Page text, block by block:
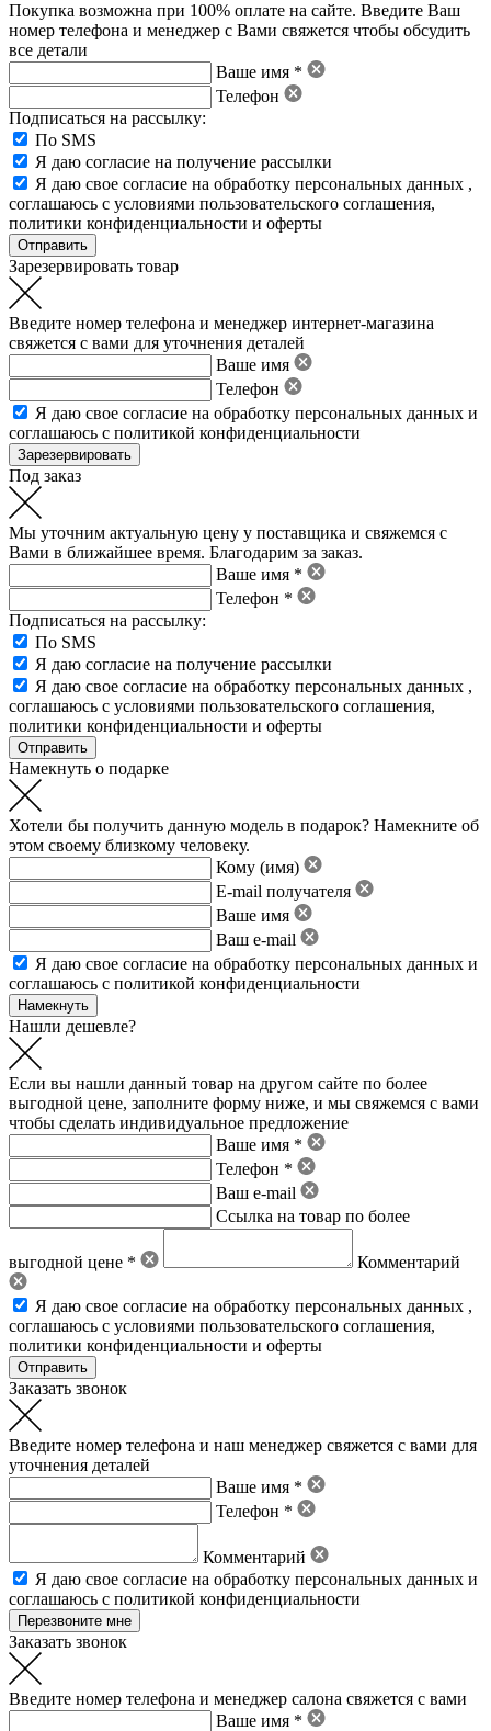
Покупка возможна при 100% оплате на сайте. Введите Ваш
номер телефона и менеджер с Вами свяжется чтобы обсудить
все детали
Ваше имя *
Телефон
Подписаться на рассылку:
По SMS
Я даю согласие на получение рассылки
Я даю свое согласие на обработку персональных данных ,
соглашаюсь с условиями пользовательского соглашения,
политики конфиденциальности и оферты
Зарезервировать товар
Введите номер телефона и менеджер интернет-магазина
свяжется с вами для уточнения деталей
Ваше имя
Телефон
Я даю свое согласие на обработку персональных данных и
соглашаюсь с политикой конфиденциальности
Под заказ
Мы уточним актуальную цену у поставщика и свяжемся с
Вами в ближайшее время. Благодарим за заказ.
Ваше имя *
Телефон *
Подписаться на рассылку:
По SMS
Я даю согласие на получение рассылки
Я даю свое согласие на обработку персональных данных ,
соглашаюсь с условиями пользовательского соглашения,
политики конфиденциальности и оферты
Намекнуть о подарке
Хотели бы получить данную модель в подарок? Намекните об
этом своему близкому человеку.
Кому (имя)
E-mail получателя
Ваше имя
Ваш e-mail
Я даю свое согласие на обработку персональных данных и
соглашаюсь с политикой конфиденциальности
Нашли дешевле?
Если вы нашли данный товар на другом сайте по более
выгодной цене, заполните форму ниже, и мы свяжемся с вами
чтобы сделать индивидуальное предложение
Ваше имя *
Телефон *
Ваш e-mail
Ссылка на товар по более
выгодной цене * Комментарий
Я даю свое согласие на обработку персональных данных ,
соглашаюсь с условиями пользовательского соглашения,
политики конфиденциальности и оферты
Заказать звонок
Введите номер телефона и наш менеджер свяжется с вами для
уточнения деталей
Ваше имя *
Телефон *
Комментарий
Я даю свое согласие на обработку персональных данных и
соглашаюсь с политикой конфиденциальности
Заказать звонок
Введите номер телефона и менеджер салона свяжется с вами
Ваше имя *